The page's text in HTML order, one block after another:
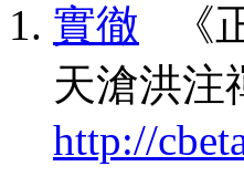
實徹 《
天滄洪注
http://